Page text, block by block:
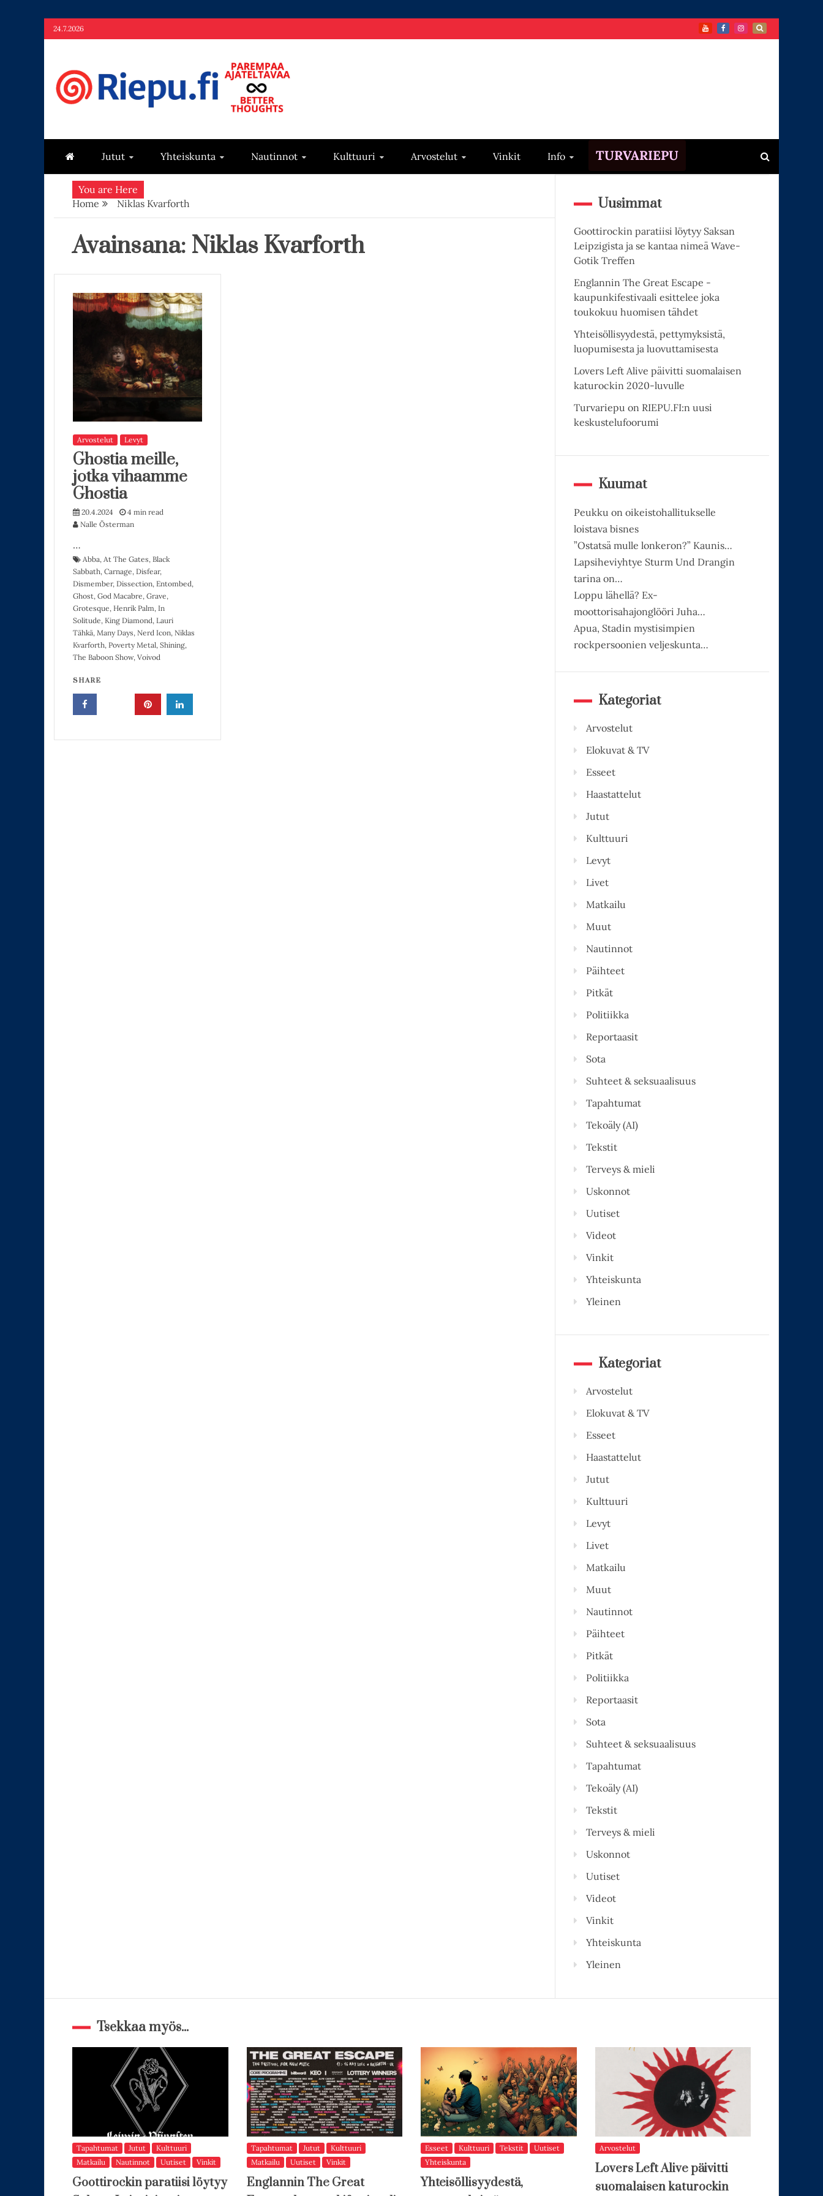
Skip
to
24.7.2026
Riepu.fi
Jutut Yhteiskunta Nautinnot Kulttuuri Arvostelut Vinkit Info TURVARIEPU
You are Here
Home
Niklas Kvarforth
Avainsana: Niklas Kvarforth
Arvostelut Levyt
Ghostia meille,
jotka vihaamme
Ghostia
20.4.2024
4 min read
Nalle Österman
…
Abba, At The Gates, Black
Sabbath, Carnage, Disfear,
Dismember, Dissection, Entombed,
Ghost, God Macabre, Grave,
Grotesque, Henrik Palm, In
Solitude, King Diamond, Lauri
Tähkä, Many Days, Nerd Icon, Niklas
Kvarforth, Poverty Metal, Shining,
The Baboon Show, Voivod
SHARE
Uusimmat
Goottirockin paratiisi löytyy Saksan
Leipzigista ja se kantaa nimeä Wave-
Gotik Treffen
Englannin The Great Escape -
kaupunkifestivaali esittelee joka
toukokuu huomisen tähdet
Yhteisöllisyydestä, pettymyksistä,
luopumisesta ja luovuttamisesta
Lovers Left Alive päivitti suomalaisen
katurockin 2020-luvulle
Turvariepu on RIEPU.FI:n uusi
keskustelufoorumi
Kuumat
Peukku on oikeistohallitukselle
loistava bisnes
”Ostatsä mulle lonkeron?” Kaunis…
Lapsiheviyhtye Sturm Und Drangin
tarina on…
Loppu lähellä? Ex-
moottorisahajonglööri Juha…
Apua, Stadin mystisimpien
rockpersoonien veljeskunta…
Kategoriat
Arvostelut
Elokuvat & TV
Esseet
Haastattelut
Jutut
Kulttuuri
Levyt
Livet
Matkailu
Muut
Nautinnot
Päihteet
Pitkät
Politiikka
Reportaasit
Sota
Suhteet & seksuaalisuus
Tapahtumat
Tekoäly (AI)
Tekstit
Terveys & mieli
Uskonnot
Uutiset
Videot
Vinkit
Yhteiskunta
Yleinen
Kategoriat
Arvostelut
Elokuvat & TV
Esseet
Haastattelut
Jutut
Kulttuuri
Levyt
Livet
Matkailu
Muut
Nautinnot
Päihteet
Pitkät
Politiikka
Reportaasit
Sota
Suhteet & seksuaalisuus
Tapahtumat
Tekoäly (AI)
Tekstit
Terveys & mieli
Uskonnot
Uutiset
Videot
Vinkit
Yhteiskunta
Yleinen
Tsekkaa myös...
Tapahtumat Jutut
Kulttuuri
Matkailu
Nautinnot Uutiset Vinkit
Goottirockin paratiisi löytyy
Tapahtumat Jutut
Kulttuuri
Matkailu
Uutiset Vinkit
Englannin The Great
Esseet Kulttuuri Tekstit
Uutiset
Yhteiskunta
Yhteisöllisyydestä,
Arvostelut
Lovers Left Alive päivitti
suomalaisen katurockin